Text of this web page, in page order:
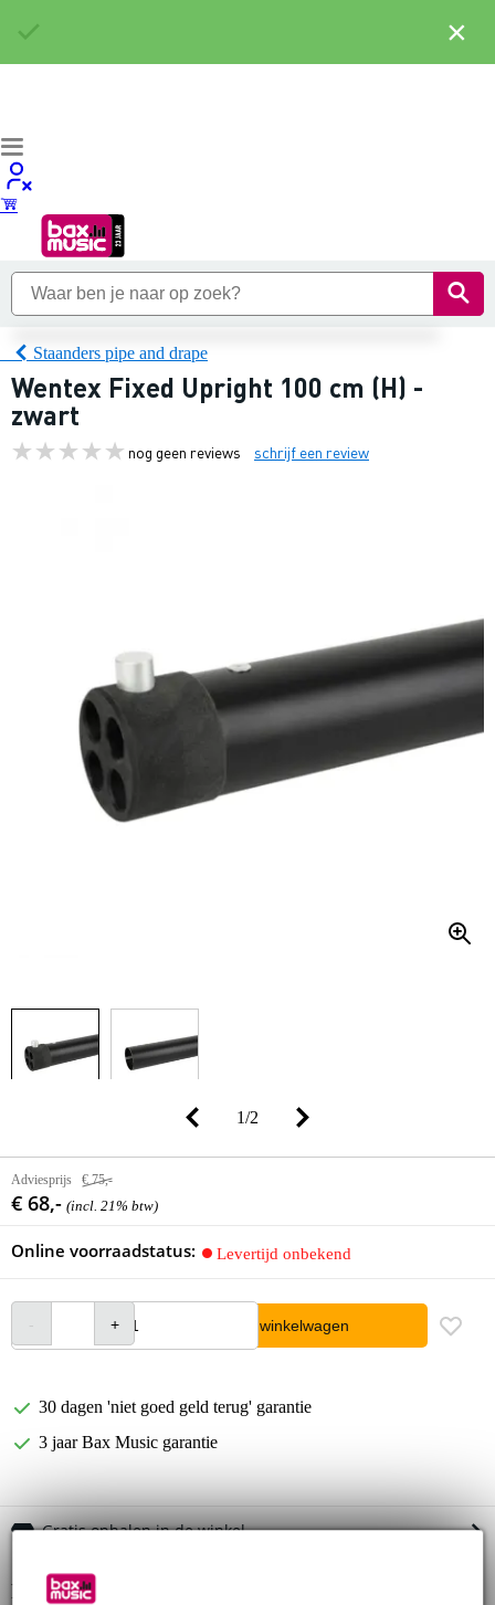
Staanders pipe and drape
Wentex Fixed Upright 100 cm (H) -
zwart
nog geen reviews schrijf een review
1/2
Adviesprijs € 75,-
€ 68,- (incl. 21% btw)
Online voorraadstatus: Levertijd onbekend
In winkelwagen
30 dagen 'niet goed geld terug' garantie
3 jaar Bax Music garantie
Gratis ophalen in de winkel
Productinformatie
×